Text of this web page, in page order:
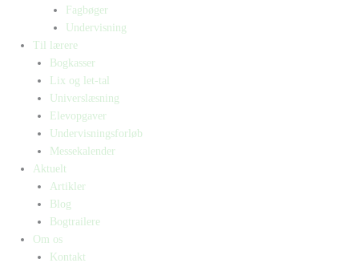
Fagbøger
Undervisning
Til lærere
Bogkasser
Lix og let-tal
Universlæsning
Elevopgaver
Undervisningsforløb
Messekalender
Aktuelt
Artikler
Blog
Bogtrailere
Om os
Kontakt